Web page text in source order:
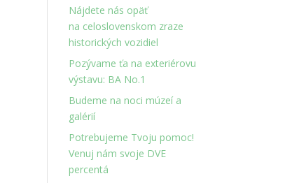
Nájdete nás opäť
na celoslovenskom zraze
historických vozidiel
Pozývame ťa na exteriérovu
výstavu: BA No.1
Budeme na noci múzeí a
galérií
Potrebujeme Tvoju pomoc!
Venuj nám svoje DVE
percentá